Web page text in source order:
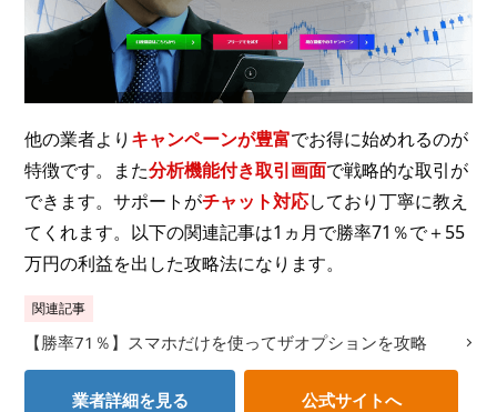
他の業者より キャンペーンが豊富でお得に始めれるのが
特徴です。また分析機能付き取引画面で戦略的な取引が
できます。サポートがチャット対応しており丁寧に教え
てくれます。以下の関連記事は1ヵ月で勝率71％で＋55
万円の利益を出した攻略法になります。
関連記事
【勝率71％】スマホだけを使ってザオプションを攻略
業者詳細を見る 公式サイトへ